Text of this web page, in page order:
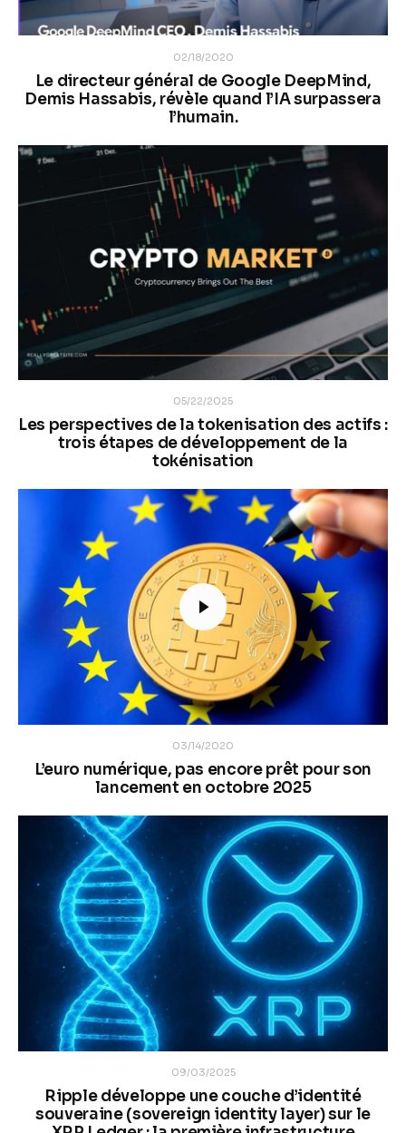
02/18/2020
Le directeur général de Google DeepMind,
Demis Hassabis, révèle quand l’IA surpassera
l’humain.
05/22/2025
Les perspectives de la tokenisation des actifs :
trois étapes de développement de la
tokénisation
03/14/2020
L’euro numérique, pas encore prêt pour son
lancement en octobre 2025
09/03/2025
Ripple développe une couche d’identité
souveraine (sovereign identity layer) sur le